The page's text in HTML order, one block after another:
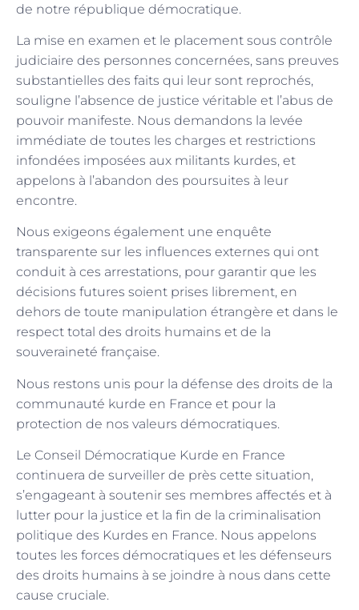
de notre république démocratique.
La mise en examen et le placement sous contrôle
judiciaire des personnes concernées, sans preuves
substantielles des faits qui leur sont reprochés,
souligne l’absence de justice véritable et l’abus de
pouvoir manifeste. Nous demandons la levée
immédiate de toutes les charges et restrictions
infondées imposées aux militants kurdes, et
appelons à l’abandon des poursuites à leur
encontre.
Nous exigeons également une enquête
transparente sur les influences externes qui ont
conduit à ces arrestations, pour garantir que les
décisions futures soient prises librement, en
dehors de toute manipulation étrangère et dans le
respect total des droits humains et de la
souveraineté française.
Nous restons unis pour la défense des droits de la
communauté kurde en France et pour la
protection de nos valeurs démocratiques.
Le Conseil Démocratique Kurde en France
continuera de surveiller de près cette situation,
s’engageant à soutenir ses membres affectés et à
lutter pour la justice et la fin de la criminalisation
politique des Kurdes en France. Nous appelons
toutes les forces démocratiques et les défenseurs
des droits humains à se joindre à nous dans cette
cause cruciale.